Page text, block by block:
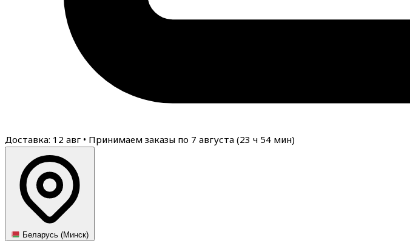
Доставка: 12 авг • Принимаем заказы по 7 августа (23 ч 54 мин)
Беларусь (Минск)